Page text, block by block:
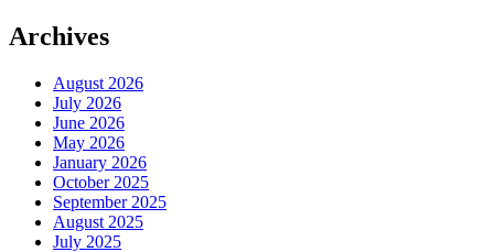
Archives
August 2026
July 2026
June 2026
May 2026
January 2026
October 2025
September 2025
August 2025
July 2025